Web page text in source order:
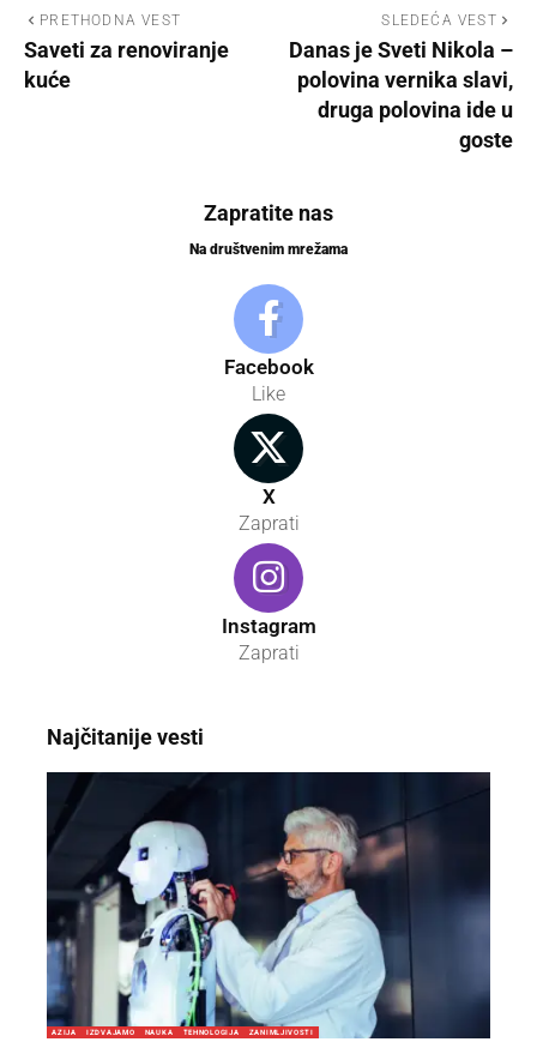
PRETHODNA VEST
Saveti za renoviranje
kuće
SLEDEĆA VEST
Danas je Sveti Nikola –
polovina vernika slavi,
druga polovina ide u
goste
Zapratite nas
Na društvenim mrežama
Facebook
Like
X
Zaprati
Instagram
Zaprati
Najčitanije vesti
AZIJA IZDVAJAMO NAUKA TEHNOLOGIJA ZANIMLJIVOSTI